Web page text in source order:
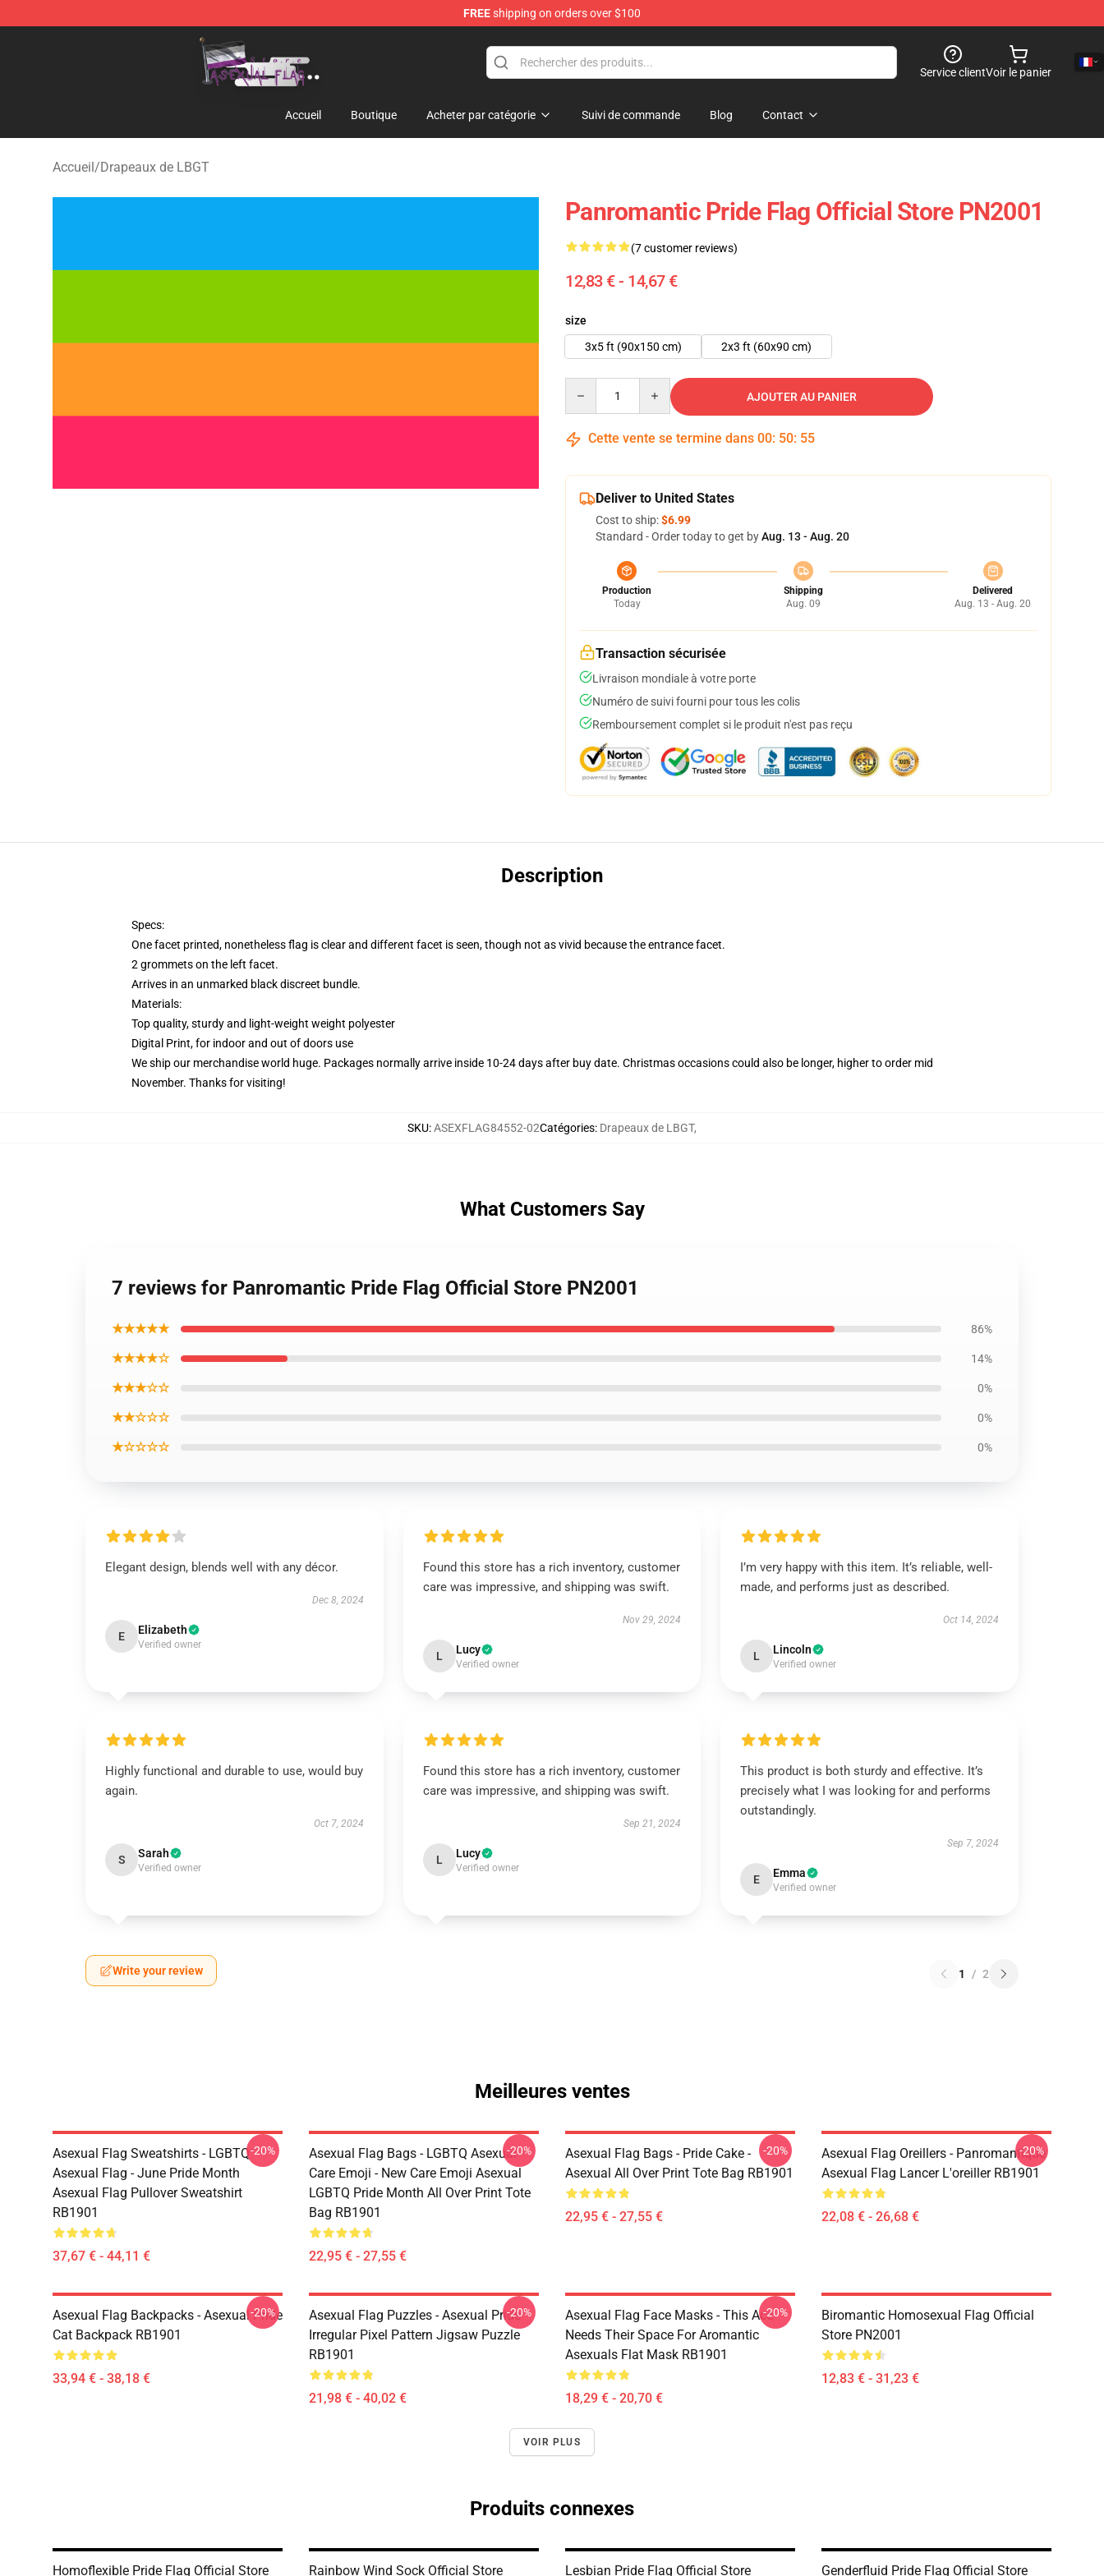
FREEshipping on orders over $100
Asexual Flag Shop - The Best Store of Asexual Flag
Service clientVoir le panier
Accueil Boutique Acheter par catégorie Suivi de commande Blog Contact
Accueil/Drapeaux de LBGT
Panromantic Pride Flag Official Store PN2001
(7 customer reviews)
12,83 € - 14,67 €
size
3x5 ft (90x150 cm)
2x3 ft (60x90 cm)
AJOUTER AU PANIER
Cette vente se termine dans 00: 50: 54
Deliver to United States
Cost to ship:$6.99
Standard - Order today to get byAug. 13 - Aug. 20
Production
Today
Shipping
Aug. 09
Delivered
Aug. 13 - Aug. 20
Transaction sécurisée
Livraison mondiale à votre porte
Numéro de suivi fourni pour tous les colis
Remboursement complet si le produit n'est pas reçu
Description
Specs:
One facet printed, nonetheless flag is clear and different facet is seen, though not as vivid because the entrance facet.
2 grommets on the left facet.
Arrives in an unmarked black discreet bundle.
Materials:
Top quality, sturdy and light-weight weight polyester
Digital Print, for indoor and out of doors use
We ship our merchandise world huge. Packages normally arrive inside 10-24 days after buy date. Christmas occasions could also be longer, higher to order mid
November. Thanks for visiting!
SKU:ASEXFLAG84552-02Catégories: Drapeaux de LBGT,
What Customers Say
7 reviews for Panromantic Pride Flag Official Store PN2001
★★★★★ 86%
★★★★☆ 14%
★★★☆☆ 0%
★★☆☆☆ 0%
★☆☆☆☆ 0%
Elegant design, blends well with any décor.
Dec 8, 2024
E Elizabeth
Verified owner
Found this store has a rich inventory, customer
care was impressive, and shipping was swift.
Nov 29, 2024
L Lucy
Verified owner
I’m very happy with this item. It’s reliable, well-
made, and performs just as described.
Oct 14, 2024
L Lincoln
Verified owner
Highly functional and durable to use, would buy
again.
Oct 7, 2024
S Sarah
Verified owner
Found this store has a rich inventory, customer
care was impressive, and shipping was swift.
Sep 21, 2024
L Lucy
Verified owner
This product is both sturdy and effective. It’s
precisely what I was looking for and performs
outstandingly.
Sep 7, 2024
E Emma
Verified owner
Write your review 1 / 2
Meilleures ventes
Asexual Flag Sweatshirts - LGBTQ
Asexual Flag - June Pride Month
Asexual Flag Pullover Sweatshirt
RB1901
37,67 € - 44,11 €
-20%
Asexual Flag Bags - LGBTQ Asexual
Care Emoji - New Care Emoji Asexual
LGBTQ Pride Month All Over Print Tote
Bag RB1901
22,95 € - 27,55 €
-20%
Asexual Flag Bags - Pride Cake -
Asexual All Over Print Tote Bag RB1901
22,95 € - 27,55 €
-20%
Asexual Flag Oreillers - Panromantique
Asexual Flag Lancer L'oreiller RB1901
22,08 € - 26,68 €
-20%
Asexual Flag Backpacks - Asexual Pride
Cat Backpack RB1901
33,94 € - 38,18 €
-20%
Asexual Flag Puzzles - Asexual Pride
Irregular Pixel Pattern Jigsaw Puzzle
RB1901
21,98 € - 40,02 €
-20%
Asexual Flag Face Masks - This Ace
Needs Their Space For Aromantic
Asexuals Flat Mask RB1901
18,29 € - 20,70 €
-20%
Biromantic Homosexual Flag Official
Store PN2001
12,83 € - 31,23 €
VOIR PLUS
Produits connexes
Homoflexible Pride Flag Official Store
Rainbow Wind Sock Official Store
Lesbian Pride Flag Official Store
Genderfluid Pride Flag Official Store